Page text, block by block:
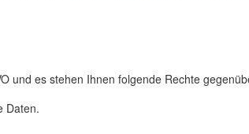
und es stehen Ihnen folgende Rechte
Daten.